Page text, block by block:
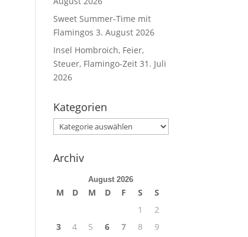
Sweet Summer-Time mit
Flamingos 3. August 2026
Insel Hombroich, Feier,
Steuer, Flamingo-Zeit 31. Juli
2026
Kategorien
Kategorien
Archiv
August 2026
M D M D F S
S
1
2
3
4 5 6 7 8
9